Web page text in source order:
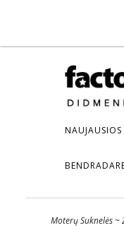
Moterų Suknelės~